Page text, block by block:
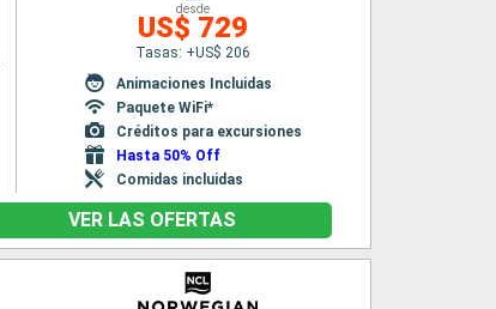
desde
US$ 729
Tasas: +US$ 206
Animaciones Incluidas
Paquete WiFi*
Créditos para excursiones
Hasta 50% Off
Comidas incluidas
VER LAS OFERTAS